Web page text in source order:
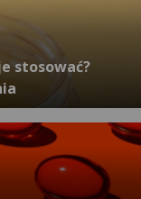
stosować?